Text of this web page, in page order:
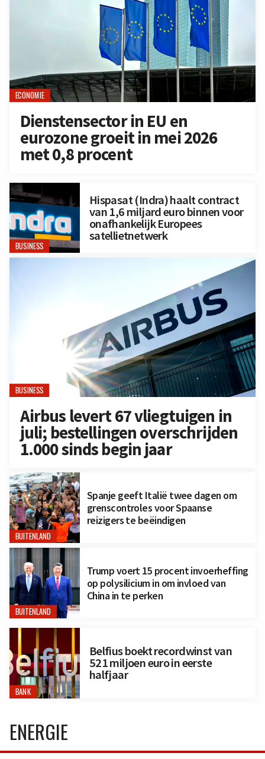
ECONOMIE
Dienstensector in EU en
eurozone groeit in mei 2026
met 0,8 procent
BUSINESS
Hispasat (Indra) haalt contract
van 1,6 miljard euro binnen voor
onafhankelijk Europees
satellietnetwerk
BUSINESS
Airbus levert 67 vliegtuigen in
juli; bestellingen overschrijden
1.000 sinds begin jaar
BUITENLAND
Spanje geeft Italië twee dagen om
grenscontroles voor Spaanse
reizigers te beëindigen
BUITENLAND
Trump voert 15 procent invoerheffing
op polysilicium in om invloed van
China in te perken
BANK
Belfius boekt recordwinst van
521 miljoen euro in eerste
halfjaar
ENERGIE